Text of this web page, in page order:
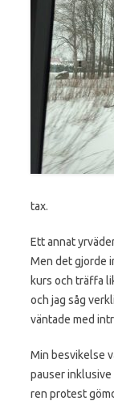
tax.
Ett annat
Men det gjorde
kurs och träffa
och jag såg
väntade med
Min besvikelse
pauser
ren protest